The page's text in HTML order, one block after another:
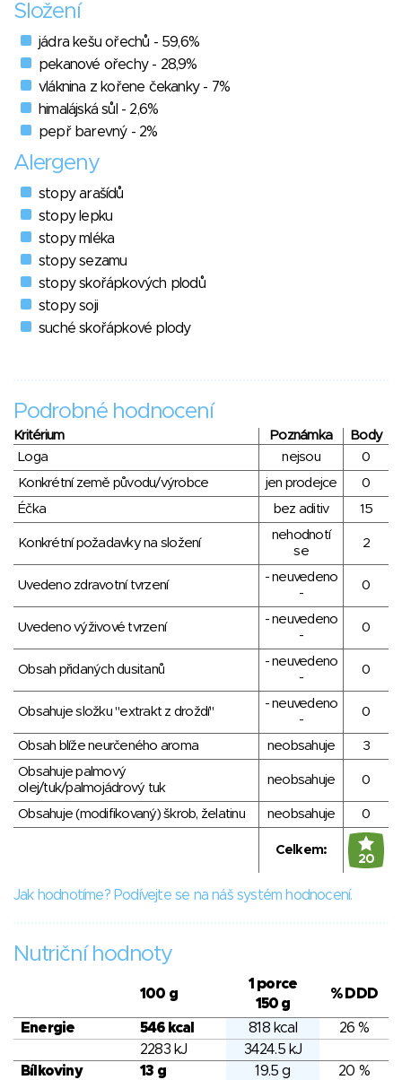
Složení
jádra kešu ořechů - 59,6%
pekanové ořechy - 28,9%
vláknina z kořene čekanky - 7%
himalájská sůl - 2,6%
pepř barevný - 2%
Alergeny
stopy arašídů
stopy lepku
stopy mléka
stopy sezamu
stopy skořápkových plodů
stopy soji
suché skořápkové plody
Podrobné hodnocení
Kritérium Poznámka
Body
Loga
nejsou
0
Konkrétní země původu/výrobce
jen prodejce
0
Éčka
bez aditiv 15
Konkrétní požadavky na složení
nehodnotí
se
2
Uvedeno zdravotní tvrzení
- neuvedeno
-
0
Uvedeno výživové tvrzení
- neuvedeno
-
0
Obsah přidaných dusitanů
- neuvedeno
-
0
Obsahuje složku "extrakt z droždí"
- neuvedeno
-
0
Obsah blíže neurčeného aroma neobsahuje
3
Obsahuje palmový
olej/tuk/palmojádrový tuk
neobsahuje 0
Obsahuje (modifikovaný) škrob, želatinu neobsahuje 0
Celkem:
20
Jak hodnotíme? Podívejte se na náš systém hodnocení.
Nutriční hodnoty
100 g
1 porce
150 g
% DDD
Energie 546 kcal 818 kcal
26 %
2283 kJ
3424.5 kJ
Bílkoviny
13 g 19.5 g
20 %